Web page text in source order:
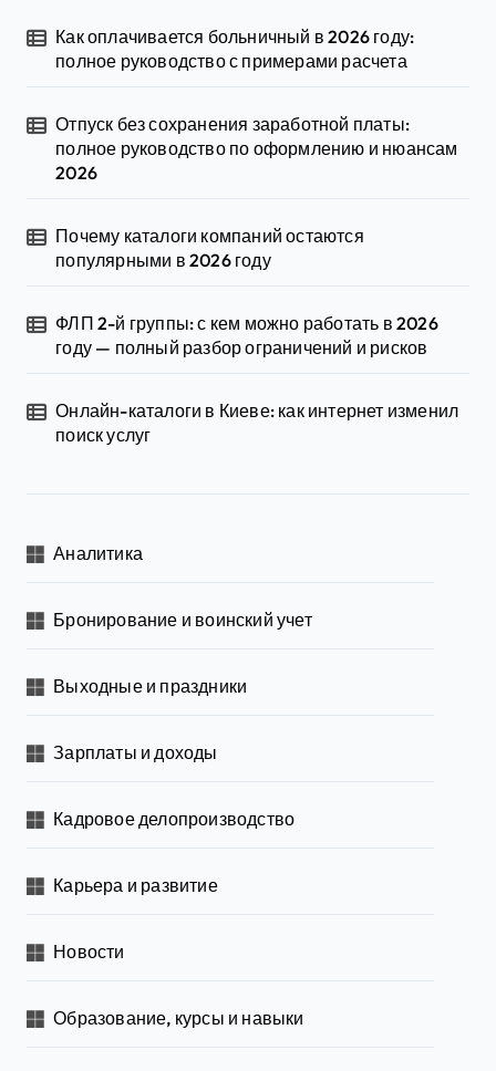
Как оплачивается больничный в 2026 году:
полное руководство с примерами расчета
Отпуск без сохранения заработной платы:
полное руководство по оформлению и нюансам
2026
Почему каталоги компаний остаются
популярными в 2026 году
ФЛП 2-й группы: с кем можно работать в 2026
году — полный разбор ограничений и рисков
Онлайн-каталоги в Киеве: как интернет изменил
поиск услуг
Аналитика
Бронирование и воинский учет
Выходные и праздники
Зарплаты и доходы
Кадровое делопроизводство
Карьера и развитие
Новости
Образование, курсы и навыки